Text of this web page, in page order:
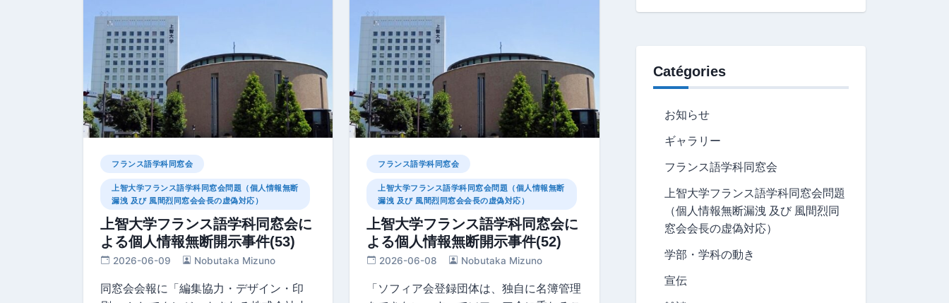
フランス語学科同窓会
上智大学フランス語学科同窓会問題（個人情報無断
漏洩 及び 風間烈同窓会会長の虚偽対応）
上智大学フランス語学科同窓会に
よる個人情報無断開示事件(53)
2026-06-09 Nobutaka Mizuno
同窓会会報に「編集協⼒・デザイン・印
フランス語学科同窓会
上智大学フランス語学科同窓会問題（個人情報無断
漏洩 及び 風間烈同窓会会長の虚偽対応）
上智大学フランス語学科同窓会に
よる個人情報無断開示事件(52)
2026-06-08 Nobutaka Mizuno
「ソフィア会登録団体は、独自に名簿管理
Catégories
お知らせ
ギャラリー
フランス語学科同窓会
上智大学フランス語学科同窓会問題
（個人情報無断漏洩 及び 風間烈同
窓会会長の虚偽対応）
学部・学科の動き
宣伝